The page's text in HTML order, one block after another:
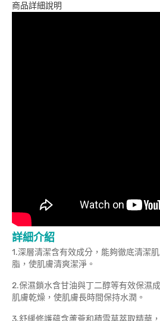
商品詳細說明
詳細介紹
1.深層清潔含有效成分，能夠徹底清潔
脂，使肌膚清爽潔淨。
2.保濕鎖水含甘油與丁二醇等有效保濕
肌膚乾燥，使肌膚長時間保持水潤。
3.舒緩修護蘊含蘆薈和積雪草萃取精華